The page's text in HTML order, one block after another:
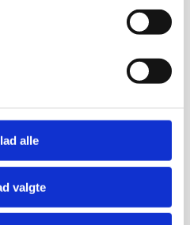
alle
valgte
til vores arbejde og
er det vigtigt at handle før
diverse skadetyper og møder
Som fysioterapeuter er vi